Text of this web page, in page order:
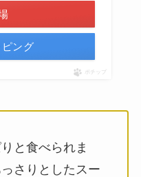
ング
ポチップ
と食べられま
さりとしたスー